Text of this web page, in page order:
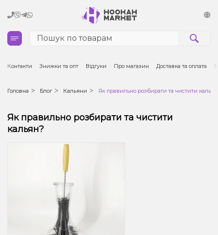
Кальяни
Тютюн для кальяну та кальянні суміші
Чаші для кальяну
Аксесуари для кальяну
Електронні сигарети (POD)
Комплектуючі для POD
Рідини для електронних сигарет
Контакти Знижки та опт Відгуки Про магазин Доставка та оплата
Головна Блог Кальяни Як правильно розбирати та чистити
Як правильно розбирати та чистити
кальян?